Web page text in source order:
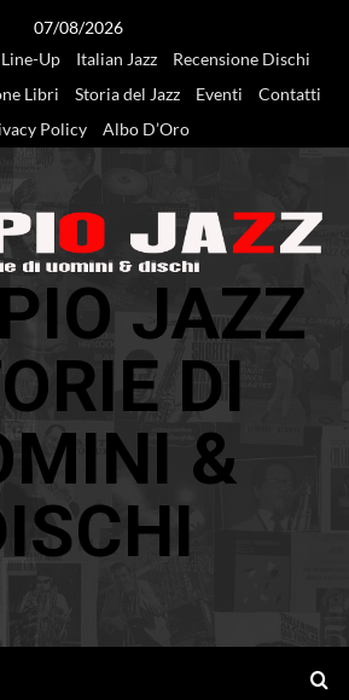
07/08/2026
Line-Up Italian Jazz
Recensione Dischi
Libri Storia del Jazz Eventi
Contatti
Policy
Albo D’Oro
JAZZ
DI
&